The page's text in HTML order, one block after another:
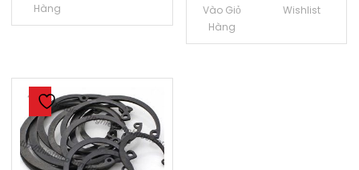
Hàng
Vào Giỏ
Hàng
Wishlist